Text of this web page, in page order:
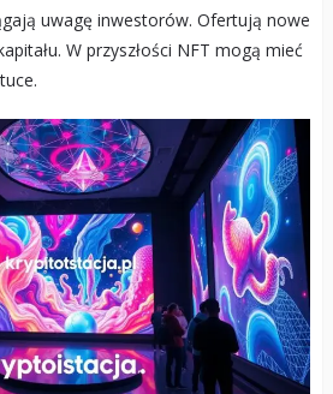
uwagę inwestorów. Ofertują nowe
W przyszłości NFT mogą mieć